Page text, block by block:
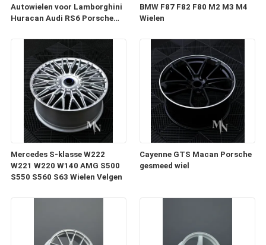
Autowielen voor Lamborghini
Huracan Audi RS6 Porsche
BMW F87 F82 F80 M2 M3 M4
Wielen
Mercedes S-klasse W222
W221 W220 W140 AMG S500
S550 S560 S63 Wielen Velgen
Cayenne GTS Macan Porsche
gesmeed wiel